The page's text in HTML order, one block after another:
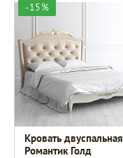
-15%
Кровать двуспальная
Романтик Голд